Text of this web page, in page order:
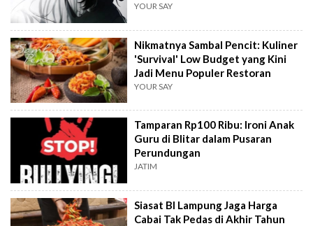
YOUR SAY
Nikmatnya Sambal Pencit: Kuliner
'Survival' Low Budget yang Kini
Jadi Menu Populer Restoran
YOUR SAY
Tamparan Rp100 Ribu: Ironi Anak
Guru di Blitar dalam Pusaran
Perundungan
JATIM
Siasat BI Lampung Jaga Harga
Cabai Tak Pedas di Akhir Tahun